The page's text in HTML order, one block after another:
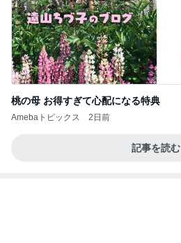
桃の母 お得すぎて心配になる特典
Amebaトピックス 2日前
記事を読む